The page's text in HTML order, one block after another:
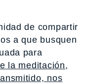
de compartir
a que busquen
para
la meditación,
nos